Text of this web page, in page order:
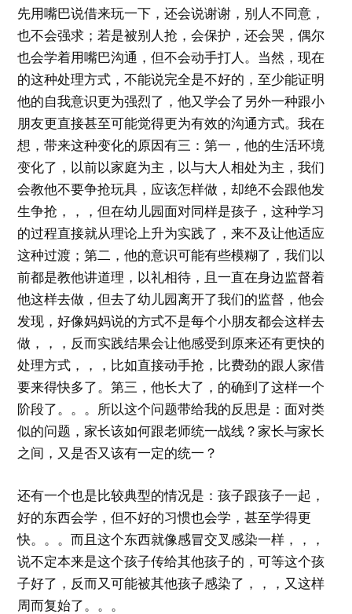
先用嘴巴说借来玩一下，还会说谢谢，别人不同意，
也不会强求；若是被别人抢，会保护，还会哭，偶尔
也会学着用嘴巴沟通，但不会动手打人。当然，现在
的这种处理方式，不能说完全是不好的，至少能证明
他的自我意识更为强烈了，他又学会了另外一种跟小
朋友更直接甚至可能觉得更为有效的沟通方式。我在
想，带来这种变化的原因有三：第一，他的生活环境
变化了，以前以家庭为主，以与大人相处为主，我们
会教他不要争抢玩具，应该怎样做，却绝不会跟他发
生争抢，，，但在幼儿园面对同样是孩子，这种学习
的过程直接就从理论上升为实践了，来不及让他适应
这种过渡；第二，他的意识可能有些模糊了，我们以
前都是教他讲道理，以礼相待，且一直在身边监督着
他这样去做，但去了幼儿园离开了我们的监督，他会
发现，好像妈妈说的方式不是每个小朋友都会这样去
做，，，反而实践结果会让他感受到原来还有更快的
处理方式，，，比如直接动手抢，比费劲的跟人家借
要来得快多了。第三，他长大了，的确到了这样一个
阶段了。。。所以这个问题带给我的反思是：面对类
似的问题，家长该如何跟老师统一战线？家长与家长
之间，又是否又该有一定的统一？
还有一个也是比较典型的情况是：孩子跟孩子一起，
好的东西会学，但不好的习惯也会学，甚至学得更
快。。。而且这个东西就像感冒交叉感染一样，，，
说不定本来是这个孩子传给其他孩子的，可等这个孩
子好了，反而又可能被其他孩子感染了，，，又这样
周而复始了。。。